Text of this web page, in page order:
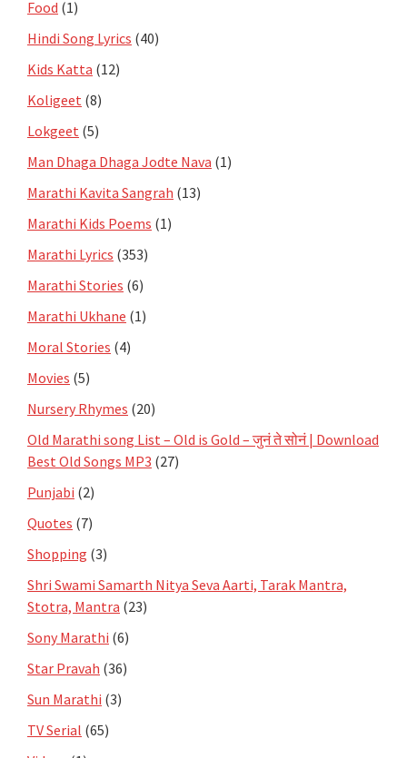
Food (1)
Hindi Song Lyrics (40)
Kids Katta (12)
Koligeet (8)
Lokgeet (5)
Man Dhaga Dhaga Jodte Nava (1)
Marathi Kavita Sangrah (13)
Marathi Kids Poems (1)
Marathi Lyrics (353)
Marathi Stories (6)
Marathi Ukhane (1)
Moral Stories (4)
Movies (5)
Nursery Rhymes (20)
Old Marathi song List – Old is Gold – जुनं ते सोनं | Download
Best Old Songs MP3 (27)
Punjabi (2)
Quotes (7)
Shopping (3)
Shri Swami Samarth Nitya Seva Aarti, Tarak Mantra,
Stotra, Mantra (23)
Sony Marathi (6)
Star Pravah (36)
Sun Marathi (3)
TV Serial (65)